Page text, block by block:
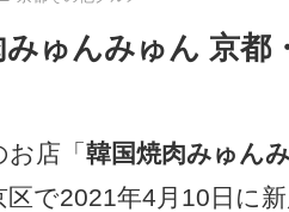
ゅんみゅん 京都
店「 韓国焼肉みゅん
区で2021年4月10日に